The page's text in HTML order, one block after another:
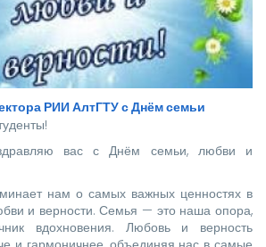
РИИ АлтГТУ с Днём семьи
вас с Днём семьи, любви и
нам о самых важных ценностях в
и верности. Семья — это наша опора,
вдохновения. Любовь и верность